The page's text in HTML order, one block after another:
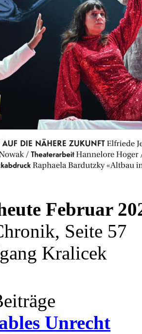
Februar
Seite 57
Kralicek
Unrecht